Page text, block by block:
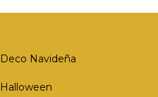
Deco Navideña
Halloween